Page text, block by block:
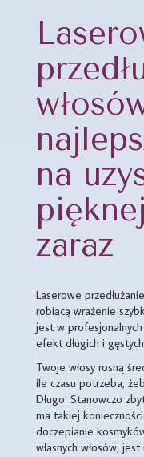
na
zaraz
Laserowe
robiącą wrażenie
jest w
efekt długich i
Twoje włosy rosną
ile czasu potrzeba,
Długo. Stanowczo
ma takiej
doczepianie
własnych włosów,